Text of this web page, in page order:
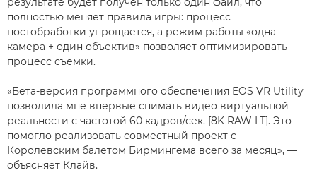
полностью меняет правила игры: процесс
постобработки упрощается, а режим работы «одна
камера + один объектив» позволяет оптимизировать
процесс съемки.
«Бета-версия программного обеспечения EOS VR Utility
позволила мне впервые снимать видео виртуальной
реальности с частотой 60 кадров/сек. [8K RAW LT]. Это
помогло реализовать совместный проект с
Королевским балетом Бирмингема всего за месяц», —
объясняет Клайв.